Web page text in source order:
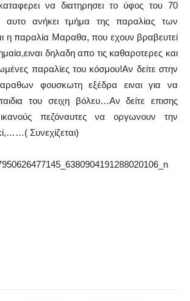
να διατηρησει το ύφος του 70
αυτο ανήκει τμήμα της παραλίας των
η παραλία Μαραθα, που εχουν βραβευτεί
δηλαδη απο τις καθαροτερες και
παραλίες του κόσμου!Αν δείτε στην
φουσκωτη εξέδρα ειναι για να
του σειχη βόλευ…Αν δείτε επισης
πεζόναυτες να οργωνουν την
Συνεχίζεται)